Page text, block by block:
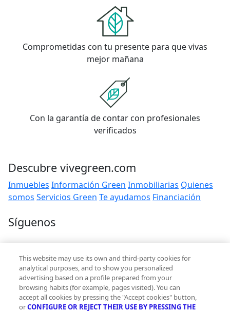
Comprometidas con tu presente para que vivas
mejor mañana
Con la garantía de contar con profesionales
verificados
Descubre vivegreen.com
Inmuebles Información Green Inmobiliarias Quienes
somos Servicios Green Te ayudamos Financiación
Síguenos
Contacto
hola@vivegreen.com
This website may use its own and third-party cookies for
analytical purposes, and to show you personalized
advertising based on a profile prepared from your
browsing habits (for example, pages visited). You can
accept all cookies by pressing the "Accept cookies" button,
orCONFIGURE OR REJECT THEIR USE BY PRESSING THE